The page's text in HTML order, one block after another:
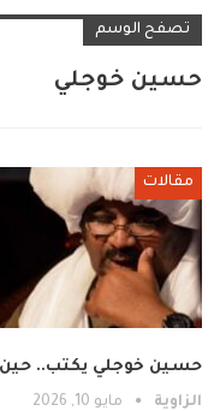
تصفح الوسم
حسين خوجلي
مقالات
حسين خوجلي يكتب.. حين
الزاوية مايو 10, 2026